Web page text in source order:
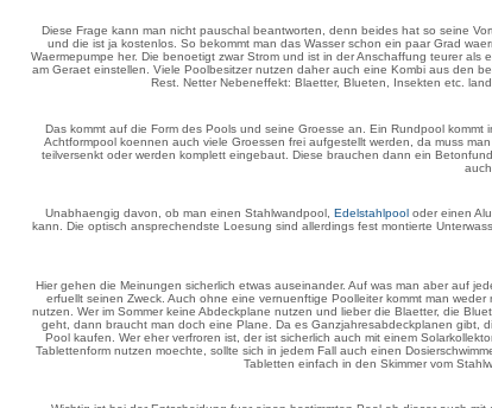
Diese Frage kann man nicht pauschal beantworten, denn beides hat so seine
und die ist ja kostenlos. So bekommt man das Wasser schon ein paar Grad
Waermepumpe her. Die benoetigt zwar Strom und ist in der Anschaffung teurer
am Geraet einstellen. Viele Poolbesitzer nutzen daher auch eine Kombi aus den
Rest. Netter Nebeneffekt: Blaetter, Blueten, Insekten etc.
Das kommt auf die Form des Pools und seine Groesse an. Ein Rundpool
Achtformpool koennen auch viele Groessen frei aufgestellt werden, da muss
teilversenkt oder werden komplett eingebaut. Diese brauchen dann ein
Unabhaengig davon, ob man einen Stahlwandpool, Edelstahlpool oder einen
kann. Die optisch ansprechendste Loesung sind allerdings fest montierte
Hier gehen die Meinungen sicherlich etwas auseinander. Auf was man aber auf
erfuellt seinen Zweck. Auch ohne eine vernuenftige Poolleiter kommt man
nutzen. Wer im Sommer keine Abdeckplane nutzen und lieber die Blaetter, die
geht, dann braucht man doch eine Plane. Da es Ganzjahresabdeckplanen gibt,
Pool kaufen. Wer eher verfroren ist, der ist sicherlich auch mit einem
Tablettenform nutzen moechte, sollte sich in jedem Fall auch einen
Tabletten einfach in den Skimmer vom